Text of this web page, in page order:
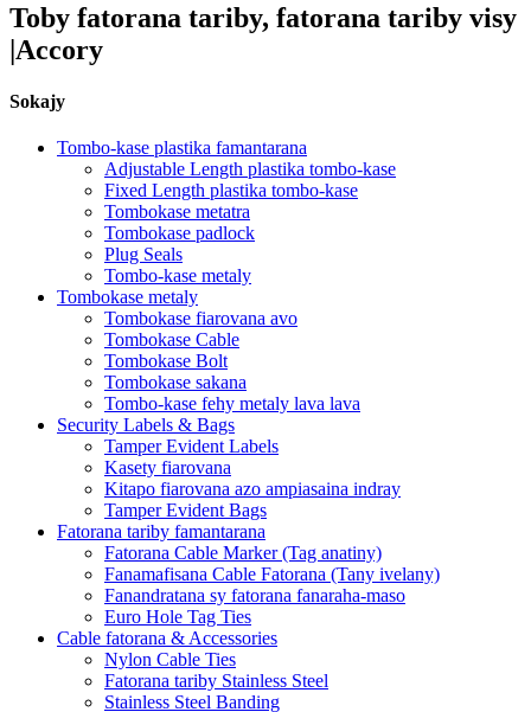
Toby fatorana tariby, fatorana tariby visy
|Accory
Sokajy
Tombo-kase plastika famantarana
Adjustable Length plastika tombo-kase
Fixed Length plastika tombo-kase
Tombokase metatra
Tombokase padlock
Plug Seals
Tombo-kase metaly
Tombokase metaly
Tombokase fiarovana avo
Tombokase Cable
Tombokase Bolt
Tombokase sakana
Tombo-kase fehy metaly lava lava
Security Labels & Bags
Tamper Evident Labels
Kasety fiarovana
Kitapo fiarovana azo ampiasaina indray
Tamper Evident Bags
Fatorana tariby famantarana
Fatorana Cable Marker (Tag anatiny)
Fanamafisana Cable Fatorana (Tany ivelany)
Fanandratana sy fatorana fanaraha-maso
Euro Hole Tag Ties
Cable fatorana & Accessories
Nylon Cable Ties
Fatorana tariby Stainless Steel
Stainless Steel Banding